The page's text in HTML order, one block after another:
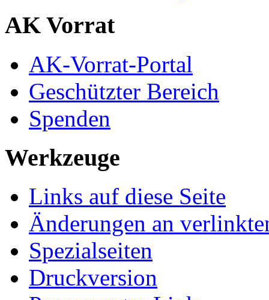
AK Vorrat
AK-Vorrat-Portal
Geschützter Bereich
Spenden
Werkzeuge
Links auf diese Seite
Änderungen an
Spezialseiten
Druckversion